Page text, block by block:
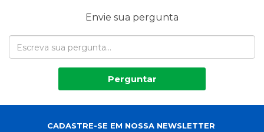
Envie sua pergunta
Perguntar
CADASTRE-SE EM NOSSA NEWSLETTER